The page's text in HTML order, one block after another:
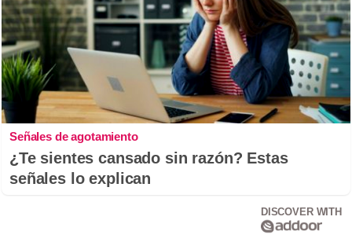
Señales de agotamiento
¿Te sientes cansado sin razón? Estas
señales lo explican
DISCOVER WITH